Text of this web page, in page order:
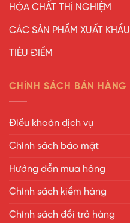
HÓA CHẤT THÍ NGHIỆM
CÁC SẢN PHẨM XUẤT KHẨU
TIÊU ĐIỂM
CHÍNH SÁCH BÁN HÀNG
Điều khoản dịch vụ
Chính sách bảo mật
Hướng dẫn mua hàng
Chính sách kiểm hàng
Chính sách đổi trả hàng